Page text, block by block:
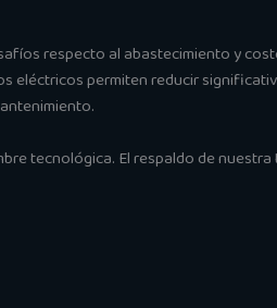
respecto al abastecimiento y
eléctricos permiten reducir
tecnológica. El respaldo de